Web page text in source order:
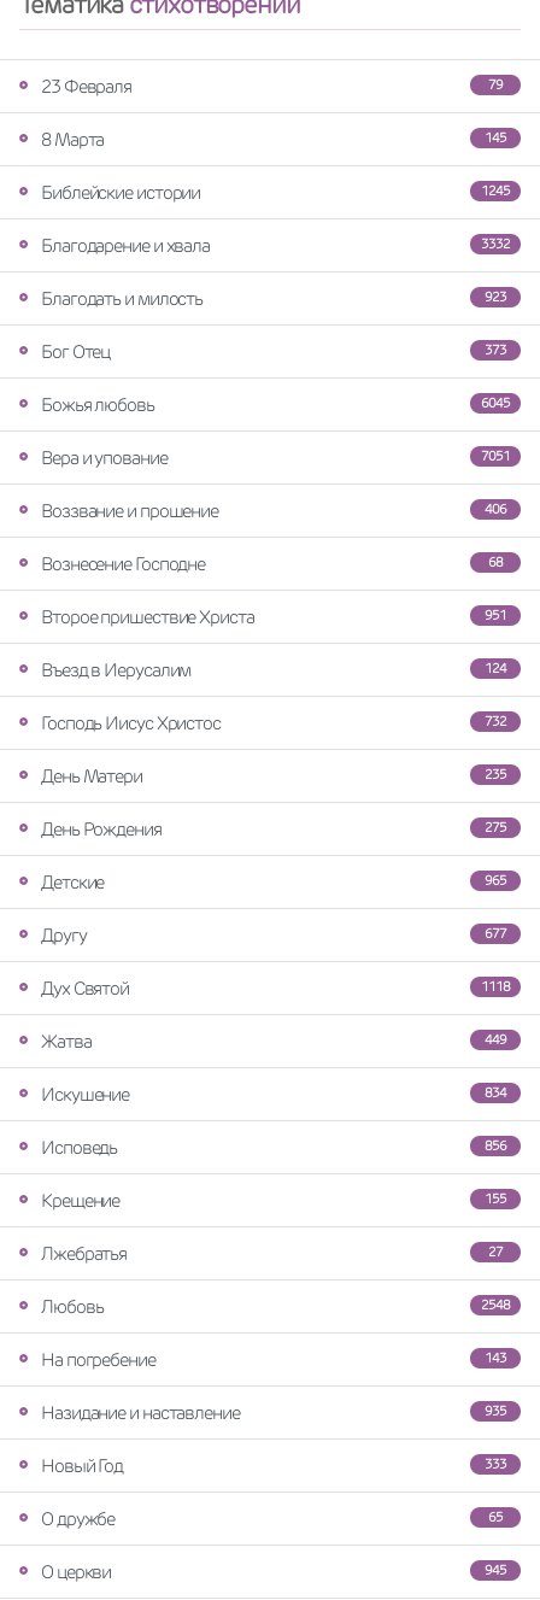
79
23 Февраля
145
8 Марта
1245
Библейские истории
3332
Благодарение и хвала
923
Благодать и милость
373
Бог Отец
6045
Божья любовь
7051
Вера и упование
406
Воззвание и прошение
68
Вознесение Господне
951
Второе пришествие Христа
124
Въезд в Иерусалим
732
Господь Иисус Христос
235
День Матери
275
День Рождения
965
Детские
677
Другу
1118
Дух Святой
449
Жатва
834
Искушение
856
Исповедь
155
Крещение
27
Лжебратья
2548
Любовь
143
На погребение
935
Назидание и наставление
333
Новый Год
65
О дружбе
945
О церкви